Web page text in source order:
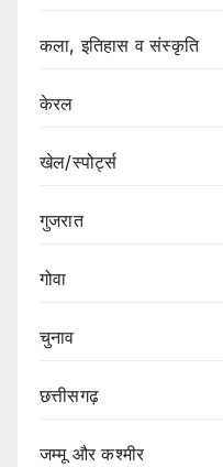
कला, इतिहास व संस्कृति
केरल
खेल/स्पोर्ट्स
गुजरात
गोवा
चुनाव
छत्तीसगढ़
जम्मू और कश्मीर